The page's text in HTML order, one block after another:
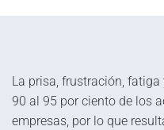
La prisa, frustración,
90 al 95 por ciento de los
empresas, por lo que